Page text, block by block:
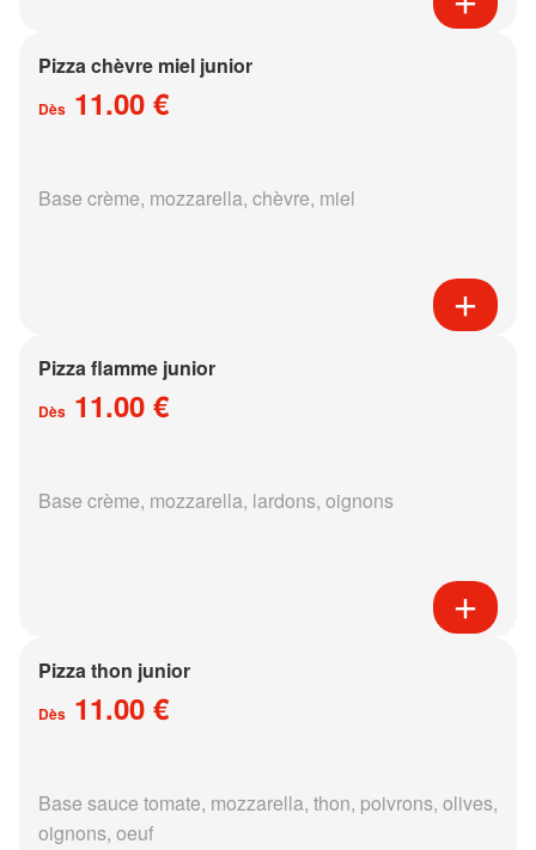
Pizza chèvre miel junior
Dès 11.00 €
Base crème, mozzarella, chèvre, miel
Pizza flamme junior
Dès 11.00 €
Base crème, mozzarella, lardons, oignons
Pizza thon junior
Dès 11.00 €
Base sauce tomate, mozzarella, thon, poivrons, olives,
oignons, oeuf